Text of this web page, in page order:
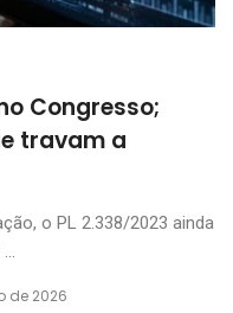
Congresso;
travam a
o PL 2.338/2023 ainda
de 2026